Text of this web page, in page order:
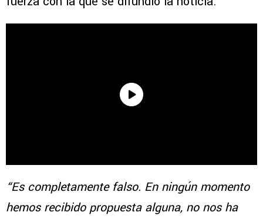
“Es completamente falso. En ningún momento
hemos recibido propuesta alguna, no nos ha